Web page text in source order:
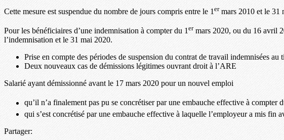
Cette mesure est suspendue du nombre de jours compris entre le 1 ermars 2010 et le 31
Pour les bénéficiaires d’une indemnisation à compter du 1ermars 2020, ou du 16 avril
l’indemnisation et le 31 mai 2020.
Prise en compte des périodes de suspension du contrat de travail indemnisées
Deux nouveaux cas de démissions légitimes ouvrant droit à l’ARE
Salarié ayant démissionné avant le 17 mars 2020 pour un nouvel emploi
qu’il n’a finalement pas pu se concrétiser par une embauche effective à compter
qui s’est concrétisé par une embauche effective à laquelle l’employeur a mis fin
Partager: